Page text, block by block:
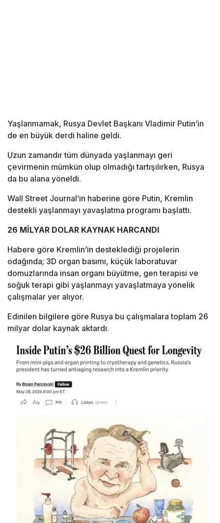
Yaşlanmamak, Rusya Devlet Başkanı Vladimir Putin’in
de en büyük derdi haline geldi.
Uzun zamandır tüm dünyada yaşlanmayı geri
çevirmenin mümkün olup olmadığı tartışılırken, Rusya
da bu alana yöneldi.
Wall Street Journal’ın haberine göre Putin, Kremlin
destekli yaşlanmayı yavaşlatma programı başlattı.
26 MİLYAR DOLAR KAYNAK HARCANDI
Habere göre Kremlin’in desteklediği projelerin
odağında; 3D organ basımı, küçük laboratuvar
domuzlarında insan organı büyütme, gen terapisi ve
soğuk terapi gibi yaşlanmayı yavaşlatmaya yönelik
çalışmalar yer alıyor.
Edinilen bilgilere göre Rusya bu çalışmalara toplam 26
milyar dolar kaynak aktardı.